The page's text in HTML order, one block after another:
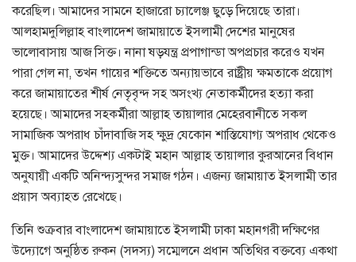
করেছিল। আমাদের সামনে হাজারো চ্যালেঞ্জ ছুড়ে দিয়েছে তারা।
আলহামদুলিল্লাহ বাংলাদেশ জামায়াতে ইসলামী দেশের মানুষের
ভালোবাসায় আজ সিক্ত। নানা ষড়যন্ত্র প্রপাগান্ডা অপপ্রচার করেও যখন
পারা গেল না, তখন গায়ের শক্তিতে অন্যায়ভাবে রাষ্ট্রীয় ক্ষমতাকে প্রয়োগ
করে জামায়াতের শীর্ষ নেতৃবৃন্দ সহ অসংখ্য নেতাকর্মীদের হত্যা করা
হয়েছে। আমাদের সহকর্মীরা আল্লাহ তায়ালার মেহেরবানীতে সকল
সামাজিক অপরাধ চাঁদাবাজি সহ ক্ষুদ্র যেকোন শাস্তিযোগ্য অপরাধ থেকেও
মুক্ত। আমাদের উদ্দেশ্য একটাই মহান আল্লাহ তায়ালার কুরআনের বিধান
অনুযায়ী একটি অনিন্দ্যসুন্দর সমাজ গঠন। এজন্য জামায়াত ইসলামী তার
প্রয়াস অব্যাহত রেখেছে।
তিনি শুক্রবার বাংলাদেশ জামায়াতে ইসলামী ঢাকা মহানগরী দক্ষিণের
উদ্যোগে অনুষ্ঠিত রুকন (সদস্য) সম্মেলনে প্রধান অতিথির বক্তব্যে একথা